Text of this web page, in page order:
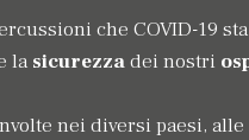
che COVID-19
la sicurezzadei nostri
nei diversi paesi,